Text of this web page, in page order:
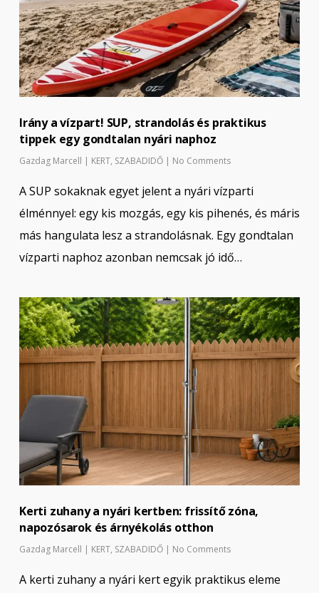
Irány a vízpart! SUP, strandolás és praktikus
tippek egy gondtalan nyári naphoz
Gazdag Marcell | KERT, SZABADIDŐ | No Comments
A SUP sokaknak egyet jelent a nyári vízparti
élménnyel: egy kis mozgás, egy kis pihenés, és máris
más hangulata lesz a strandolásnak. Egy gondtalan
vízparti naphoz azonban nemcsak jó idő…
Kerti zuhany a nyári kertben: frissítő zóna,
napozósarok és árnyékolás otthon
Gazdag Marcell | KERT, SZABADIDŐ | No Comments
A kerti zuhany a nyári kert egyik praktikus eleme